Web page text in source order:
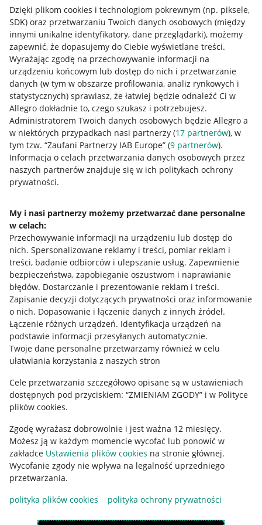
Dzięki plikom cookies i technologiom pokrewnym (np. piksele,
SDK) oraz przetwarzaniu Twoich danych osobowych (między
innymi unikalne identyfikatory, dane przeglądarki), możemy
zapewnić, że dopasujemy do Ciebie wyświetlane treści.
Wyrażając zgodę na przechowywanie informacji na
urządzeniu końcowym lub dostęp do nich i przetwarzanie
danych (w tym w obszarze profilowania, analiz rynkowych i
statystycznych) sprawiasz, że łatwiej będzie odnaleźć Ci w
Allegro dokładnie to, czego szukasz i potrzebujesz.
Administratorem Twoich danych osobowych będzie Allegro a
w niektórych przypadkach nasi partnerzy (17 partnerów), w
tym tzw. “Zaufani Partnerzy IAB Europe” (9 partnerów).
Informacja o celach przetwarzania danych osobowych przez
naszych partnerów znajduje się w ich politykach ochrony
prywatności.
My i nasi partnerzy możemy przetwarzać dane personalne
w celach:
Przechowywanie informacji na urządzeniu lub dostęp do
nich. Spersonalizowane reklamy i treści, pomiar reklam i
treści, badanie odbiorców i ulepszanie usług. Zapewnienie
bezpieczeństwa, zapobieganie oszustwom i naprawianie
błędów. Dostarczanie i prezentowanie reklam i treści.
Zapisanie decyzji dotyczących prywatności oraz informowanie
o nich. Dopasowanie i łączenie danych z innych źródeł.
Łączenie różnych urządzeń. Identyfikacja urządzeń na
podstawie informacji przesyłanych automatycznie.
Twoje dane personalne przetwarzamy również w celu
ułatwiania korzystania z naszych stron
Cele przetwarzania szczegółowo opisane są w ustawieniach
dostępnych pod przyciskiem: “ZMIENIAM ZGODY” i w Polityce
plików cookies.
Zgodę wyrażasz dobrowolnie i jest ważna 12 miesięcy.
Możesz ją w każdym momencie wycofać lub ponowić w
zakładce Ustawienia plików cookies na stronie głównej.
Wycofanie zgody nie wpływa na legalność uprzedniego
przetwarzania.
polityka plików cookies
polityka ochrony prywatności
Przydatne informacje
Jak to działa
Allegro Gadane dla sprzedających
Allegro Gadane dla kupujących
Mapa miejscowości
Informacje prawne
Regulamin
Polityka plików "cookies"
Ustawienia plików "cookies"
Udostępnianie lokalizacji
Informacje dla Aktu o Usługach Cyfrowych
Pobierz aplikację